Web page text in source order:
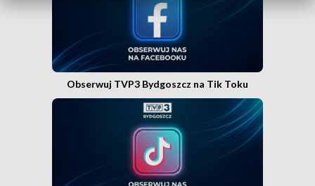
Obserwuj TVP3 Bydgoszcz na Tik Toku